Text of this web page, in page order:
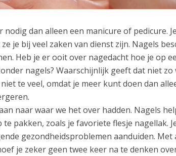
nodig dan alleen een manicure of pedicure.
je bij veel zaken van dienst zijn. Nagels
Heb je er ooit over nagedacht hoe je op
nagels? Waarschijnlijk geeft dat niet zo
te veel, omdat je meer kunt doen dan
naar waar we het over hadden. Nagels
pakken, zoals je favoriete flesje nagellak.
gezondheidsproblemen aanduiden. Met
je zeker geen twee keer na te denken